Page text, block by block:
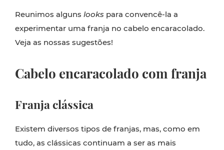
Reunimos alguns looks para convencê-la a
experimentar uma franja no cabelo encaracolado.
Veja as nossas sugestões!
Cabelo encaracolado com franja
Franja clássica
Existem diversos tipos de franjas, mas, como em
tudo, as clássicas continuam a ser as mais